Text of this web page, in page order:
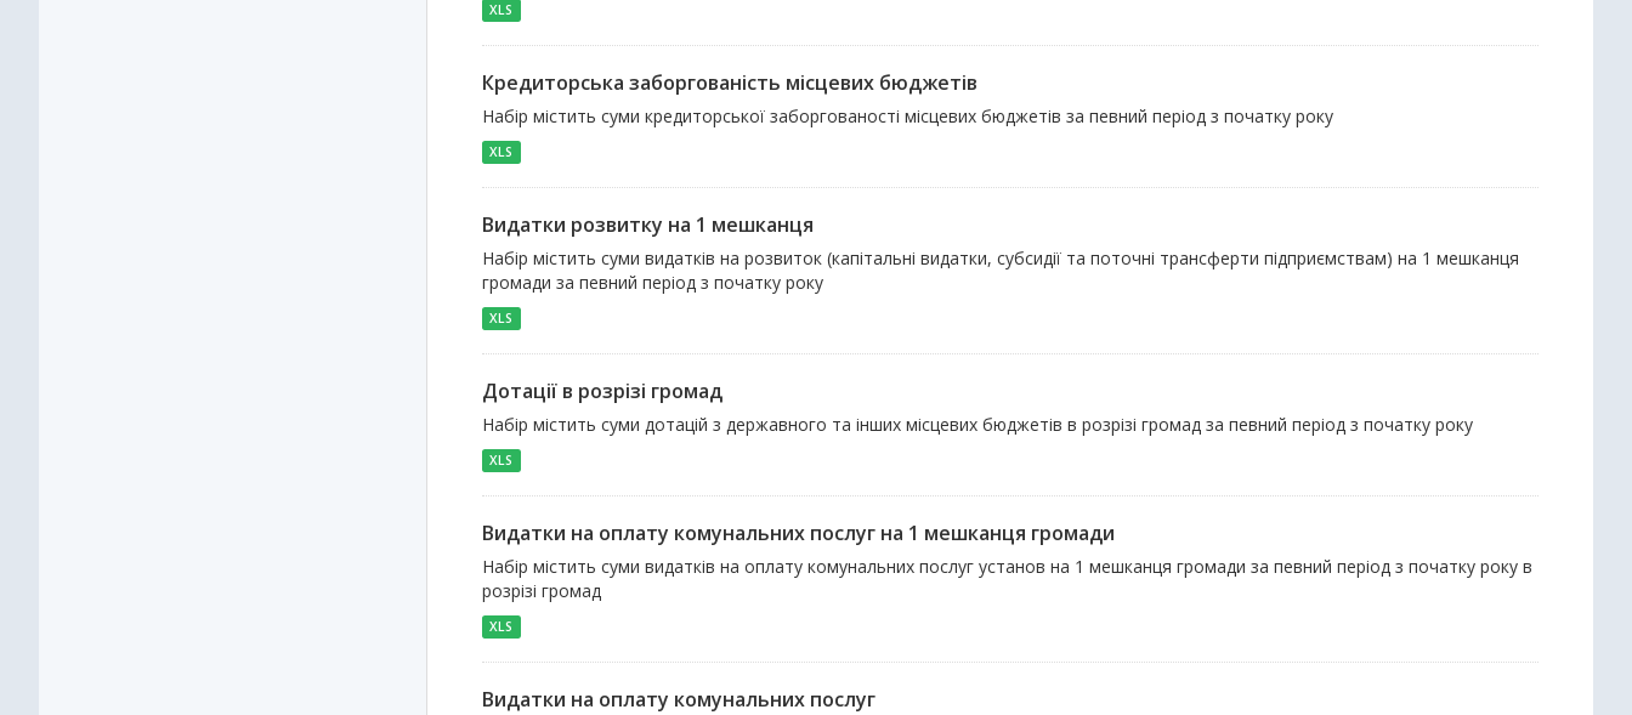
XLS
Кредиторська заборгованість місцевих бюджетів
Набір містить суми кредиторської заборгованості місцевих бюджетів за певний період з початку року
XLS
Видатки розвитку на 1 мешканця
Набір містить суми видатків на розвиток (капітальні видатки, субсидії та поточні трансферти підприємствам) на 1 мешканця
громади за певний період з початку року
XLS
Дотації в розрізі громад
Набір містить суми дотацій з державного та інших місцевих бюджетів в розрізі громад за певний період з початку року
XLS
Видатки на оплату комунальних послуг на 1 мешканця громади
Набір містить суми видатків на оплату комунальних послуг установ на 1 мешканця громади за певний період з початку року в
розрізі громад
XLS
Видатки на оплату комунальних послуг